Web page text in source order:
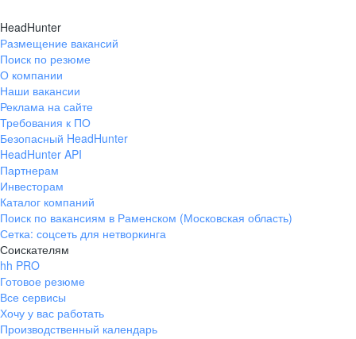
HeadHunter
Размещение вакансий
Поиск по резюме
О компании
Наши вакансии
Реклама на сайте
Требования к ПО
Безопасный HeadHunter
HeadHunter API
Партнерам
Инвесторам
Каталог компаний
Поиск по вакансиям в Раменском (Московская область)
Сетка: соцсеть для нетворкинга
Соискателям
hh PRO
Готовое резюме
Все сервисы
Хочу у вас работать
Производственный календарь